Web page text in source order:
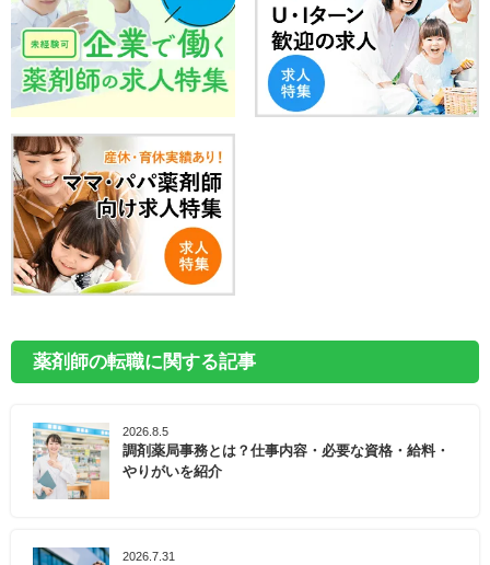
薬剤師の転職に関する記事
2026.8.5
調剤薬局事務とは？仕事内容・必要な資格・給料・
やりがいを紹介
2026.7.31